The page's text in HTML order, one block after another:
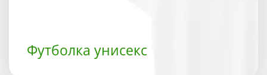
Футболка унисекс